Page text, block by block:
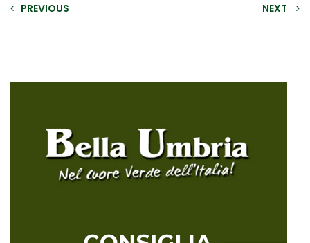
PREVIOUS NEXT